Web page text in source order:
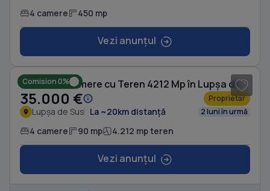
4 camere 450 mp
Vezi anunțul
Comision 0% Casă cu 4 camere cu Teren 4212 Mp în Lupșa de Sus
35.000 € Proprietar
Lupșa de Sus La ~20km distanță 2 luni în urmă
4 camere 90 mp 4.212 mp teren
Vezi anunțul